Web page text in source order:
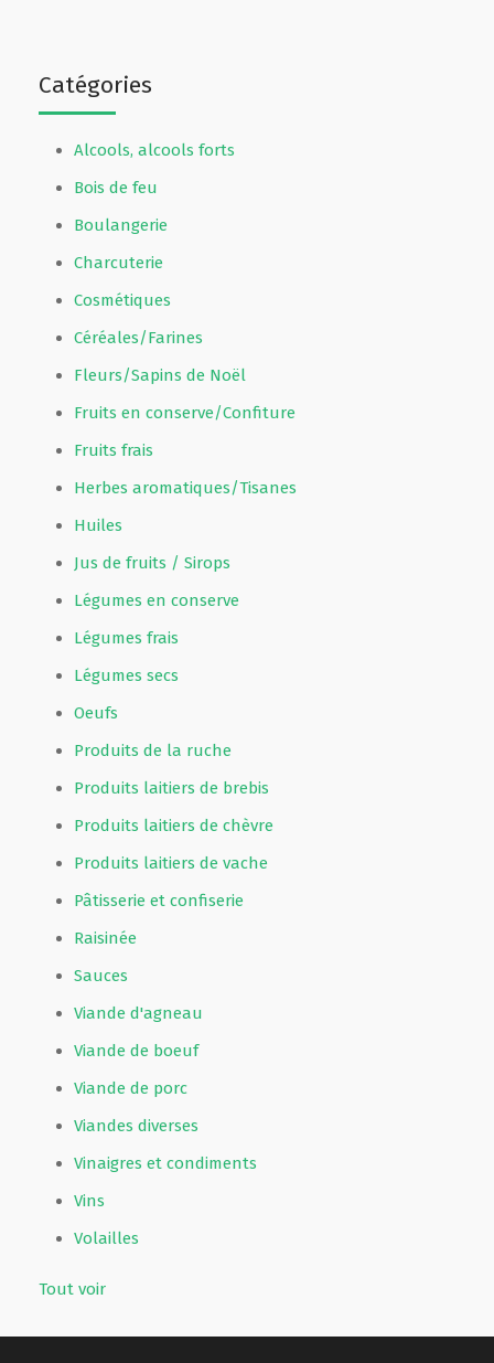
Catégories
Alcools, alcools forts
Bois de feu
Boulangerie
Charcuterie
Cosmétiques
Céréales/Farines
Fleurs/Sapins de Noël
Fruits en conserve/Confiture
Fruits frais
Herbes aromatiques/Tisanes
Huiles
Jus de fruits / Sirops
Légumes en conserve
Légumes frais
Légumes secs
Oeufs
Produits de la ruche
Produits laitiers de brebis
Produits laitiers de chèvre
Produits laitiers de vache
Pâtisserie et confiserie
Raisinée
Sauces
Viande d'agneau
Viande de boeuf
Viande de porc
Viandes diverses
Vinaigres et condiments
Vins
Volailles
Tout voir